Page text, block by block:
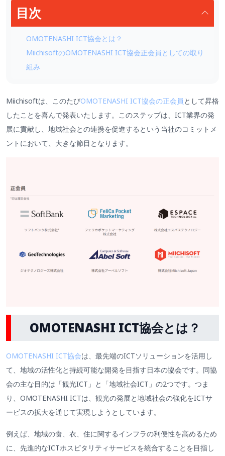
目次
OMOTENASHI ICT協会とは？
MiichisoftのOMOTENASHI ICT協会正会員としての取り
組み
Miichisoftは、このたびOMOTENASHI ICT協会の正会員 として昇格
したことを喜んで発表いたします。このステップは、ICT業界の発
展に貢献し、地域社会との連携を促進するという当社のコミットメ
ントにおいて、大きな節目となります。
OMOTENASHI ICT協会とは？
OMOTENASHI ICT協会は、最先端のICTソリューションを活用し
て、地域の活性化と持続可能な開発を目指す日本の協会です。同協
会の主な目的は「観光ICT」と「地域社会ICT」の2つです。つま
り、OMOTENASHI ICTは、観光の発展と地域社会の強化をICTサ
ービスの拡大を通じて実現しようとしています。
例えば、地域の食、衣、住に関するインフラの利便性を高めるため
に、先進的なICTホスピタリティサービスを統合することを目指し